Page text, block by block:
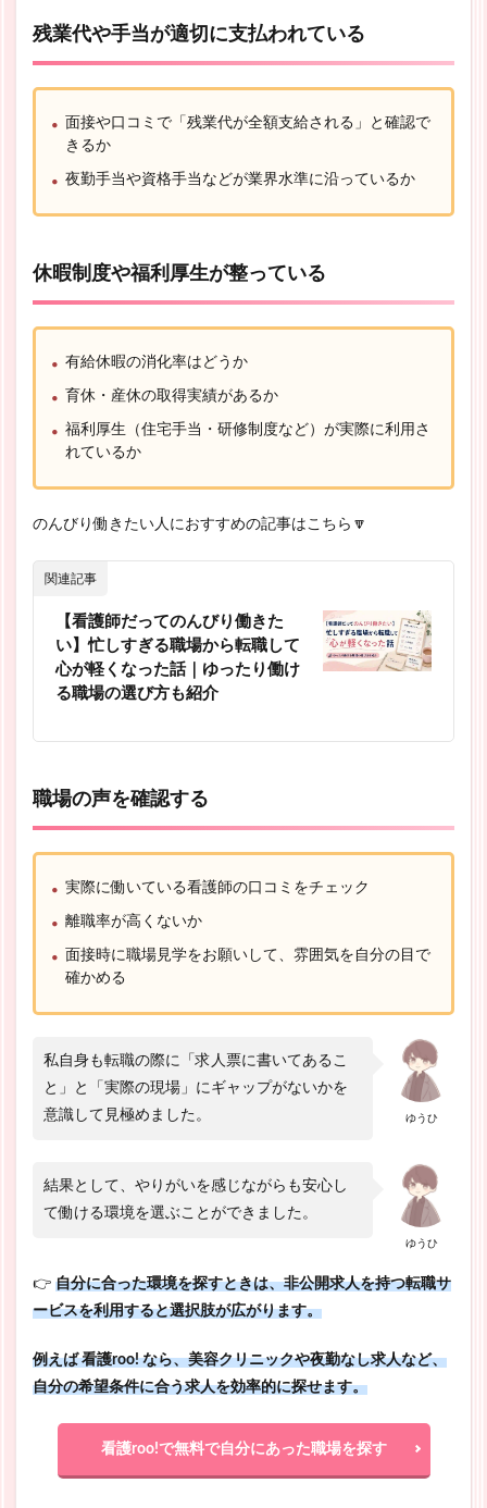
残業代や手当が適切に支払われている
面接や口コミで「残業代が全額支給される」と確認で
きるか
夜勤手当や資格手当などが業界水準に沿っているか
休暇制度や福利厚生が整っている
有給休暇の消化率はどうか
育休・産休の取得実績があるか
福利厚生（住宅手当・研修制度など）が実際に利用さ
れているか
のんびり働きたい人におすすめの記事はこちら🔽
関連記事
【看護師だってのんびり働きた
い】忙しすぎる職場から転職して
心が軽くなった話｜ゆったり働け
る職場の選び方も紹介
職場の声を確認する
実際に働いている看護師の口コミをチェック
離職率が高くないか
面接時に職場見学をお願いして、雰囲気を自分の目で
確かめる
ゆうひ
私自身も転職の際に「求人票に書いてあるこ
と」と「実際の現場」にギャップがないかを
意識して見極めました。
ゆうひ
結果として、やりがいを感じながらも安心し
て働ける環境を選ぶことができました。
👉 自分に合った環境を探すときは、非公開求人を持つ転職サ
ービスを利用すると選択肢が広がります。
例えば 看護roo! なら、美容クリニックや夜勤なし求人など、
自分の希望条件に合う求人を効率的に探せます。
看護roo!で無料で自分にあった職場を探す